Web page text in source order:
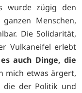
wurde zügig den
Menschen,
Die Solidarität,
Vulkaneifel erlebt
auch Dinge, die
mich etwas ärgert,
die der Politik und